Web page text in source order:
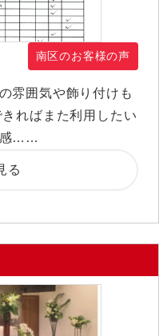
南区のお客様の声
雰囲気や飾り付けも
ればまた利用したい
感……
る